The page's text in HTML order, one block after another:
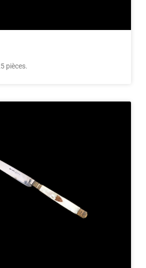
pièces.